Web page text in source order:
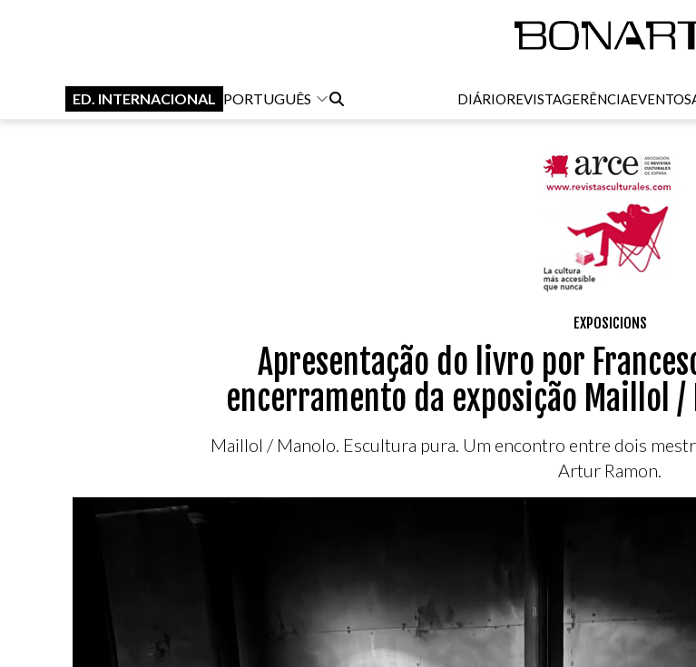
ED. INTERNACIONAL PORTUGUÊS DIÁRIOREVISTAGERÊNCIAEVENTOS
EXPOSICIONS
Apresentação do livro por
encerramento da exposição Maillol
Maillol / Manolo. Escultura pura. Um encontro entre dois
Artur Ramon.